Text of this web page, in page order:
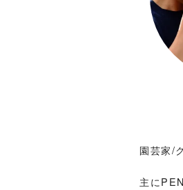
園芸家/
主に